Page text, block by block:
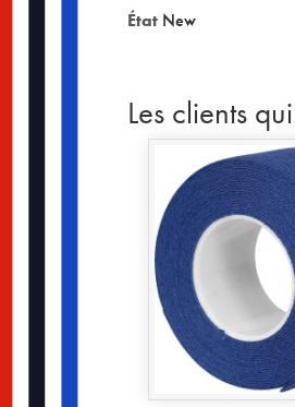
État New
Les clients